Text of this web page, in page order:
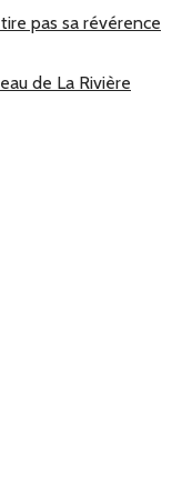
pas sa révérence
de La Rivière